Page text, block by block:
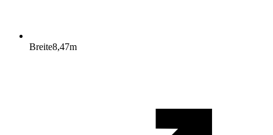
Breite8,47m